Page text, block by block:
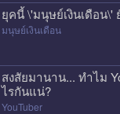
ยุคนี้ \'มนุษย์เงินเดือน\'
มนุษย์เงินเดือน
สงสัยมานาน... ทำไม
ไรกันแน่?
YouTuber